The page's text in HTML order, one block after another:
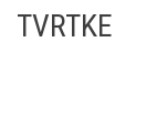
TVRTKE